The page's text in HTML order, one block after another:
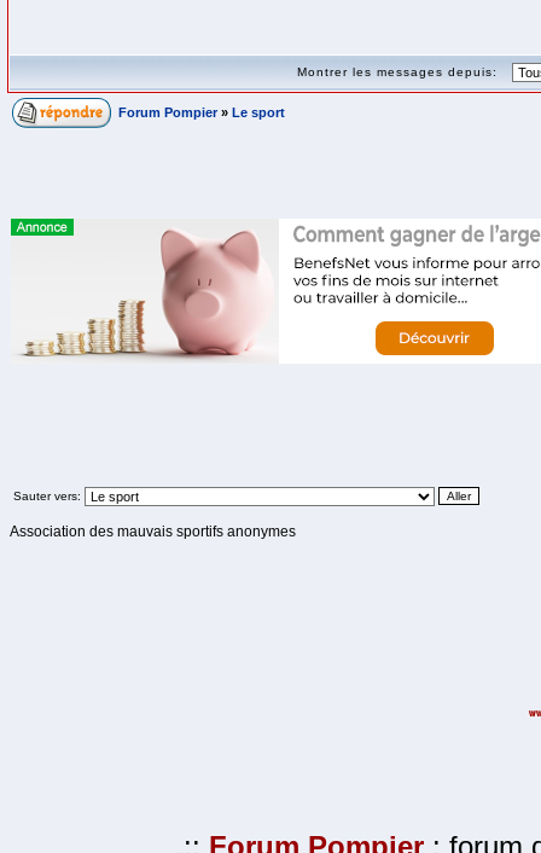
Montrer les messages depuis:
Forum Pompier » Le sport
Sauter vers:
Association des mauvais sportifs anonymes
.:: Forum Pompier : forum